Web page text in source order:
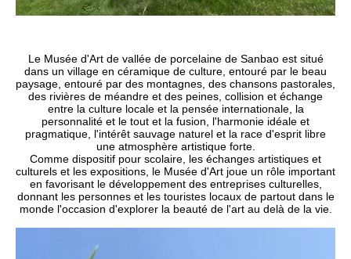
Le Musée d'Art de vallée de porcelaine de Sanbao est situé
dans un village en céramique de culture, entouré par le beau
paysage, entouré par des montagnes, des chansons pastorales,
des rivières de méandre et des peines, collision et échange
entre la culture locale et la pensée internationale, la
personnalité et le tout et la fusion, l'harmonie idéale et
pragmatique, l'intérêt sauvage naturel et la race d'esprit libre
une atmosphère artistique forte.
Comme dispositif pour scolaire, les échanges artistiques et
culturels et les expositions, le Musée d'Art joue un rôle important
en favorisant le développement des entreprises culturelles,
donnant les personnes et les touristes locaux de partout dans le
monde l'occasion d'explorer la beauté de l'art au delà de la vie.